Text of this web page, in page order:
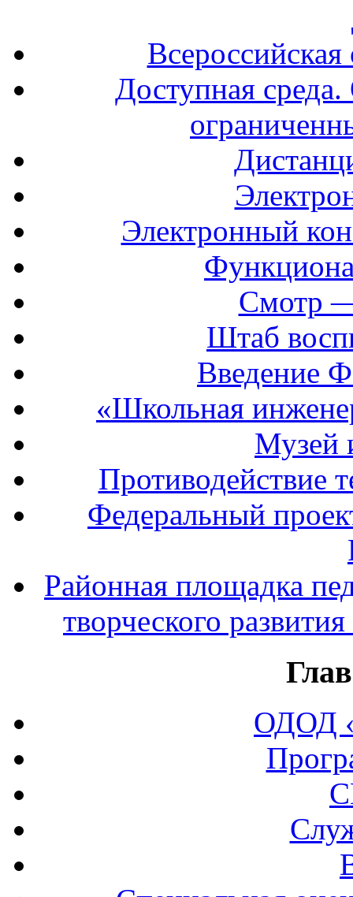
Доступная
Электронный
Смотр
Штаб
Введение
«Школьная
Музей
Противодействие
Федеральный
Районная площадка
творческого
ОДОД